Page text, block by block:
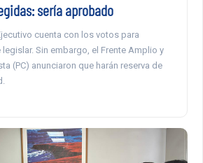
sería aprobado
cuenta con los votos para
Sin embargo, el Frente Amplio y
(PC) anunciaron que harán reserva de